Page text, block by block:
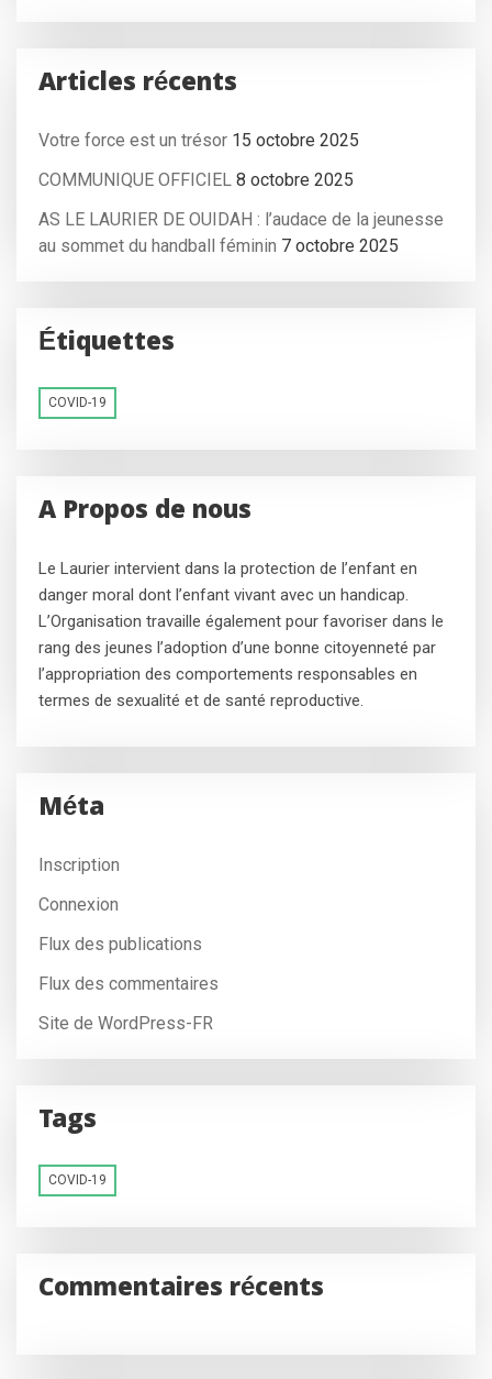
Articles récents
Votre force est un trésor 15 octobre 2025
COMMUNIQUE OFFICIEL 8 octobre 2025
AS LE LAURIER DE OUIDAH : l’audace de la jeunesse
au sommet du handball féminin 7 octobre 2025
Étiquettes
COVID-19
A Propos de nous
Le Laurier intervient dans la protection de l’enfant en
danger moral dont l’enfant vivant avec un handicap.
L’Organisation travaille également pour favoriser dans le
rang des jeunes l’adoption d’une bonne citoyenneté par
l’appropriation des comportements responsables en
termes de sexualité et de santé reproductive.
Méta
Inscription
Connexion
Flux des publications
Flux des commentaires
Site de WordPress-FR
Tags
COVID-19
Commentaires récents